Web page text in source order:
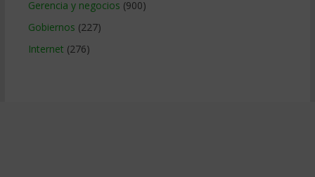
Gerencia y negocios (900)
Gobiernos (227)
Internet (276)